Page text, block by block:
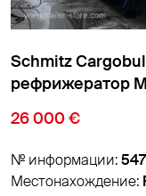
Schmitz
рефрижератор
18 900 €
№ информации:
Местонахождение: